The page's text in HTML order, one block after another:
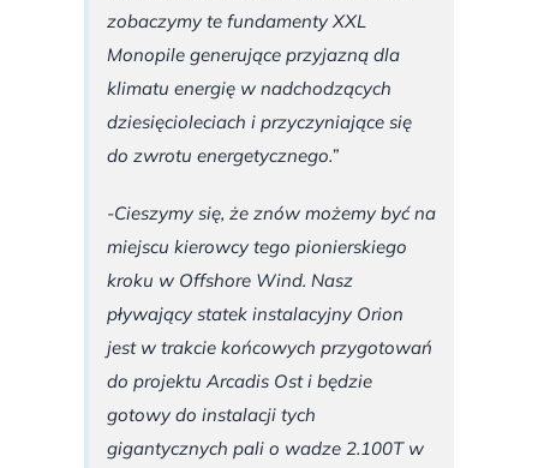
zobaczymy te fundamenty XXL
Monopile generujące przyjazną dla
klimatu energię w nadchodzących
dziesięcioleciach i przyczyniające się
do zwrotu energetycznego.”
-Cieszymy się, że znów możemy być na
miejscu kierowcy tego pionierskiego
kroku w Offshore Wind. Nasz
pływający statek instalacyjny Orion
jest w trakcie końcowych przygotowań
do projektu Arcadis Ost i będzie
gotowy do instalacji tych
gigantycznych pali o wadze 2.100T w